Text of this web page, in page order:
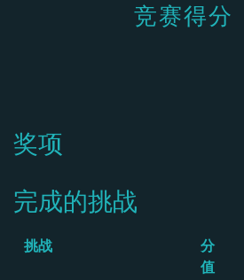
竞赛得分
奖项
完成的挑战
挑战
分
值